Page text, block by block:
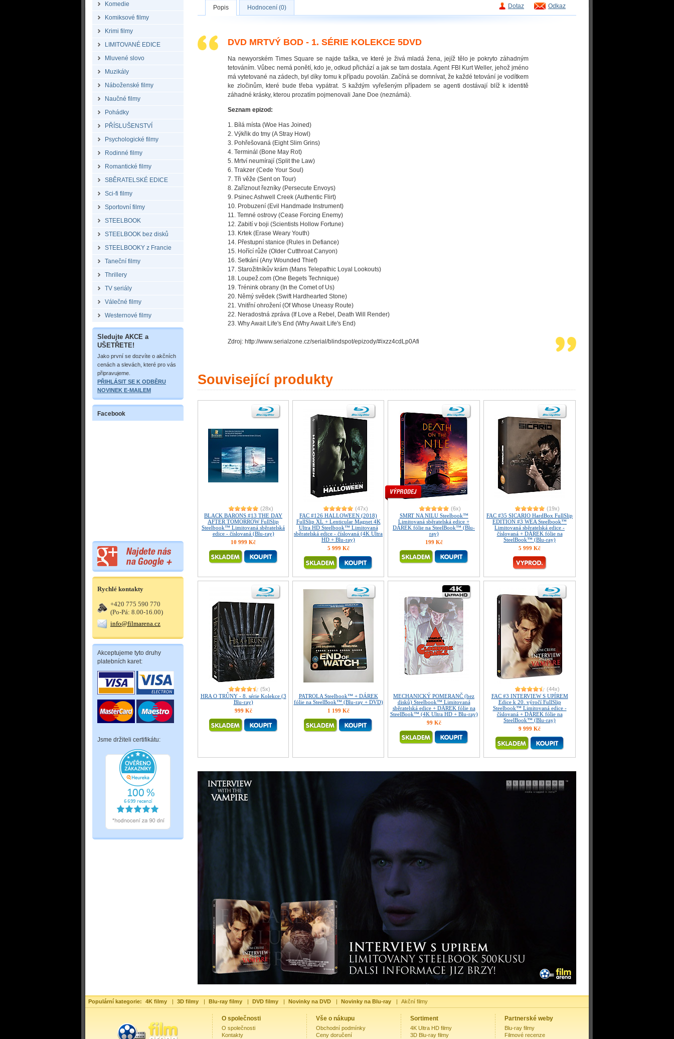
Komedie
Komiksové filmy
Krimi filmy
LIMITOVANÉ EDICE
Mluvené slovo
Muzikály
Náboženské filmy
Naučné filmy
Pohádky
PŘÍSLUŠENSTVÍ
Psychologické filmy
Rodinné filmy
Romantické filmy
SBĚRATELSKÉ EDICE
Sci-fi filmy
Sportovní filmy
STEELBOOK
STEELBOOK bez disků
STEELBOOKY z Francie
Taneční filmy
Thrillery
TV seriály
Válečné filmy
Westernové filmy
Sledujte AKCE a
UŠETŘETE!
Jako první se dozvíte o akčních
cenách a slevách, které pro vás
připravujeme.
PŘIHLÁSIT SE K ODBĚRU
NOVINEK E-MAILEM
Facebook
Rychlé kontakty
+420 775 590 770
(Po-Pá: 8.00-16.00)
info@filmarena.cz
Akceptujeme tyto druhy
platebních karet:
Jsme držiteli certifikátu:
Dotaz Odkaz
Popis Hodnocení (0)
DVD MRTVÝ BOD - 1. SÉRIE KOLEKCE 5DVD
Na newyorském Times Square se najde taška, ve které je živá mladá žena, jejíž tělo je pokryto záhadným
tetováním. Vůbec nemá ponětí, kdo je, odkud přichází a jak se tam dostala. Agent FBI Kurt Weller, jehož jméno
má vytetované na zádech, byl díky tomu k případu povolán. Začíná se domnívat, že každé tetování je vodítkem
ke zločinům, které bude třeba vypátrat. S každým vyřešeným případem se agenti dostávají blíž k identitě
záhadné krásky, kterou prozatím pojmenovali Jane Doe (neznámá).
Seznam epizod:
1. Bílá místa (Woe Has Joined)
2. Výkřik do tmy (A Stray Howl)
3. Pohřešovaná (Eight Slim Grins)
4. Terminál (Bone May Rot)
5. Mrtví neumírají (Split the Law)
6. Trakzer (Cede Your Soul)
7. Tři věže (Sent on Tour)
8. Zaříznout řezníky (Persecute Envoys)
9. Psinec Ashwell Creek (Authentic Flirt)
10. Probuzení (Evil Handmade Instrument)
11. Temné ostrovy (Cease Forcing Enemy)
12. Zabití v boji (Scientists Hollow Fortune)
13. Krtek (Erase Weary Youth)
14. Přestupní stanice (Rules in Defiance)
15. Hořící růže (Older Cutthroat Canyon)
16. Setkání (Any Wounded Thief)
17. Starožitníkův krám (Mans Telepathic Loyal Lookouts)
18. Loupež.com (One Begets Technique)
19. Trénink obrany (In the Comet of Us)
20. Němý svědek (Swift Hardhearted Stone)
21. Vnitřní ohrožení (Of Whose Uneasy Route)
22. Neradostná zpráva (If Love a Rebel, Death Will Render)
23. Why Await Life's End (Why Await Life's End)
Zdroj: http://www.serialzone.cz/serial/blindspot/epizody/#ixzz4cdLp0Afi
Související produkty
(28x)
BLACK BARONS #13 THE DAY
AFTER TOMORROW FullSlip
Steelbook™ Limitovaná sběratelská
edice - číslovaná (Blu-ray)
10 999 Kč
(47x)
FAC #126 HALLOWEEN (2018)
FullSlip XL + Lenticular Magnet 4K
Ultra HD Steelbook™ Limitovaná
sběratelská edice - číslovaná (4K Ultra
HD + Blu-ray)
5 999 Kč
(6x)
SMRT NA NILU Steelbook™
Limitovaná sběratelská edice +
DÁREK fólie na SteelBook™ (Blu-
ray)
199 Kč
(19x)
FAC #35 SICARIO HardBox FullSlip
EDITION #3 WEA Steelbook™
Limitovaná sběratelská edice -
číslovaná + DÁREK fólie na
SteelBook™ (Blu-ray)
5 999 Kč
(5x)
HRA O TRŮNY - 8. série Kolekce (3
Blu-ray)
999 Kč
PATROLA Steelbook™ + DÁREK
fólie na SteelBook™ (Blu-ray + DVD)
1 199 Kč
MECHANICKÝ POMERANČ (bez
disků) Steelbook™ Limitovaná
sběratelská edice + DÁREK fólie na
SteelBook™ (4K Ultra HD + Blu-ray)
99 Kč
(44x)
FAC #3 INTERVIEW S UPÍREM
Edice k 20. výročí FullSlip
Steelbook™ Limitovaná edice -
číslovaná + DÁREK fólie na
SteelBook™ (Blu-ray)
9 999 Kč
Populární kategorie: 4K filmy | 3D filmy | Blu-ray filmy | DVD filmy | Novinky na DVD | Novinky na Blu-ray | Akční filmy
O společnosti
O společnosti
Kontakty
Vše o nákupu
Obchodní podmínky
Ceny doručení
Sortiment
4K Ultra HD filmy
3D Blu-ray filmy
Partnerské weby
Blu-ray filmy
Filmové recenze